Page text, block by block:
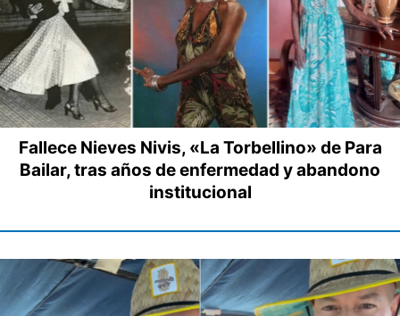
Fallece Nieves Nivis, «La Torbellino» de Para
Bailar, tras años de enfermedad y abandono
institucional